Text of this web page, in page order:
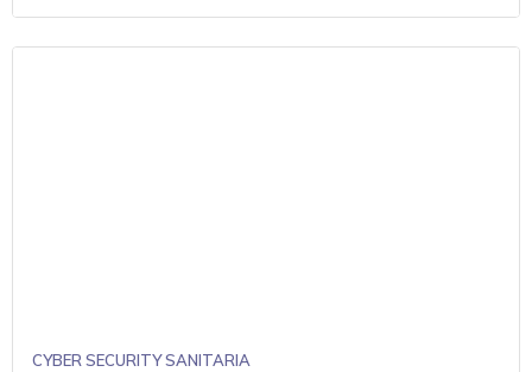
CYBER SECURITY SANITARIA